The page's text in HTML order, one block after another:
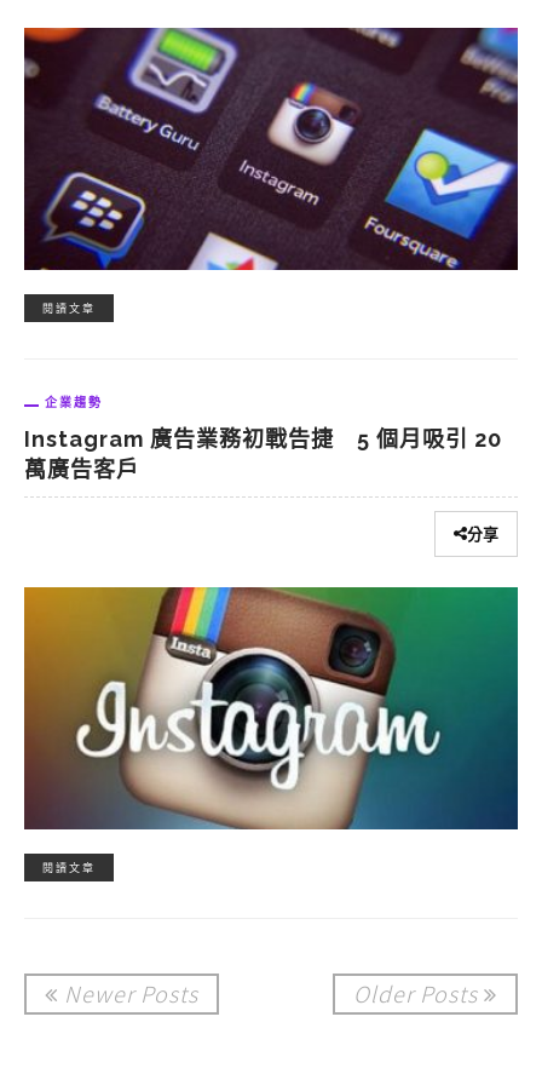
閱讀文章
企業趨勢
Instagram 廣告業務初戰告捷 5 個月吸引 20
萬廣告客戶
分享
閱讀文章
Older Posts
Newer Posts